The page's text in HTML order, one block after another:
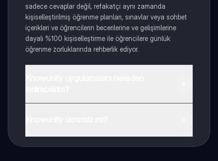
sadece cevaplar değil, refakatçi aynı zamanda
kişiselleştirilmiş öğrenme planları, sınavlar veya sohbet
içerikleri ve öğrencilerin becerilerine ve gelişimlerine
dayalı %100 kişiselleştirme ile öğrencilere günlük
öğrenme zorluklarında rehberlik ediyor.